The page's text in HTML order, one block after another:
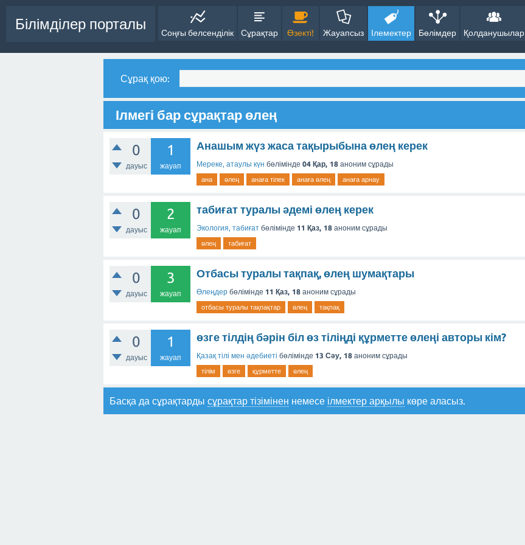
Білімділер порталы
Соңғы белсенділік Сұрақтар Өзекті! Жауапсыз Ілемектер Бөлімдер Қолданушылар
Сұрақ қою:
Ілмегі бар сұрақтар өлең
0
дауыс
1
жауап
Анашым жүз жаса тақырыбына өлең керек
Мереке, атаулы күн бөлімінде 04 Қар, 18 аноним сұрады
ана өлең анаға тілек анаға өлең анаға арнау
0
дауыс
2
жауап
табиғат туралы әдемі өлең керек
Экология, табиғат бөлімінде 11 Қаз, 18 аноним сұрады
өлең табиғат
0
дауыс
3
жауап
Отбасы туралы тақпақ, өлең шумақтары
Өлеңдер бөлімінде 11 Қаз, 18 аноним сұрады
отбасы туралы тақпақтар өлең тақпақ
0
дауыс
1
жауап
өзге тілдің бәрін біл өз тіліңді құрметте өлеңі авторы кім?
Қазақ тілі мен әдебиеті бөлімінде 13 Сәу, 18 аноним сұрады
тілім өзге құрметте өлең
Басқа да сұрақтарды сұрақтар тізімінен немесе ілмектер арқылы көре аласыз.